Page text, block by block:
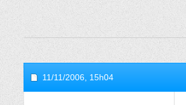
11/11/2006, 15h04